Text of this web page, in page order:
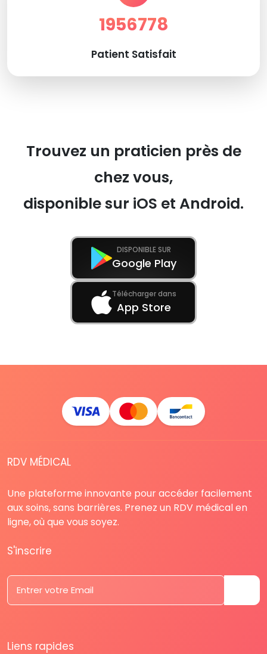
1956778
Patient Satisfait
Trouvez un praticien près de
chez vous,
disponible sur iOS et Android.
DISPONIBLE SUR
Google Play
Télécharger dans
App Store
RDV MÉDICAL
Une plateforme innovante pour accéder facilement
aux soins, sans barrières. Prenez un RDV médical en
ligne, où que vous soyez.
S'inscrire
Liens rapides